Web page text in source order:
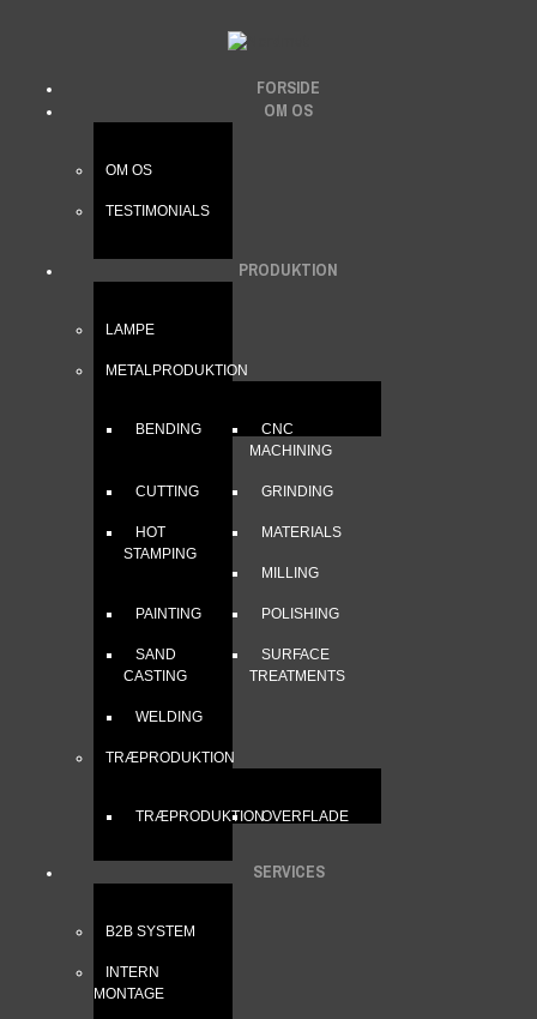
FORSIDE
OM OS
OM OS
TESTIMONIALS
PRODUKTION
LAMPE
METALPRODUKTION
BENDING
CNC
MACHINING
CUTTING GRINDING
HOT
STAMPING
MATERIALS
MILLING
PAINTING POLISHING
SAND
CASTING
SURFACE
TREATMENTS
WELDING
TRÆPRODUKTION
TRÆPRODUKTIONOVERFLADE
SERVICES
B2B SYSTEM
INTERN
MONTAGE